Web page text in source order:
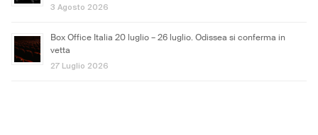
3 Agosto 2026
Box Office Italia 20 luglio – 26 luglio. Odissea si conferma in
vetta
27 Luglio 2026